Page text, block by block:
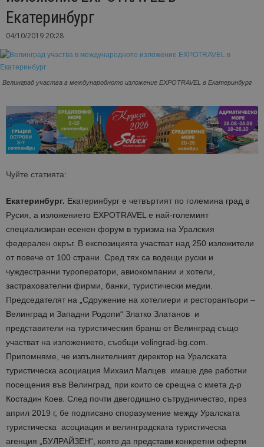
Екатеринбург
04/10/2019 20:28
Велинград участва в международното изложение EXPOTRAVEL в Екатеринбург
Чуйте статията:
Екатеринбург. Екатеринбург е четвъртият по големина град в
Русия, а изложението EXPOTRAVEL е най-големият
специализиран есенен форум в туризма на Уралския
федерален окръг. В експозицията участват над 250 изложители
от повече от 100 страни. Сред тях са водещи руски и
чуждестранни туроператори, авиокомпании и хотели,
застрахователни фирми, банки, туристически медии.
Председателят на „Сдружение на хотелиери и ресторантьори –
Велинград и Западни Родопи“ Златко Златанов и
представители на туристическия бранш от Велинград също
участват на изложението, съобщи velingrad-bg.com.
Припомняме, че изпълнителният директор на Уралската
туристическа асоциация Михаил Малцев имаше две работни
посещения във Велинград, при които се срещна с кмета д-р
Костадин Коев. След почти двегодишно сътрудничество, през
април 2019 г, бе подписано споразумение между Уралската
туристическа асоциация и велинградската туристическа
агенция „БУЛРАЙЗЕН“, която да представи конкретни оферти